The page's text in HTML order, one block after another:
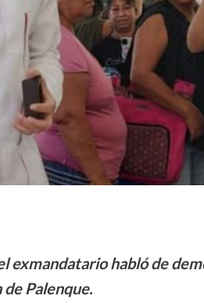
exmandatario habló de
Palenque.